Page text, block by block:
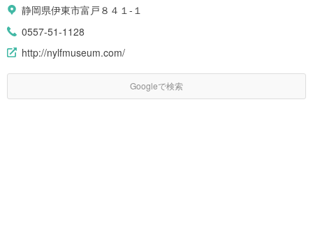
静岡県伊東市富戸８４１-１
0557-51-1128
http://nylfmuseum.com/
Googleで検索